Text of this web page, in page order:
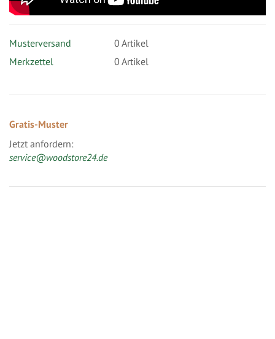
Musterversand 0 Artikel
Merkzettel
0 Artikel
Gratis-Muster
Jetzt anfordern:
service@woodstore24.de